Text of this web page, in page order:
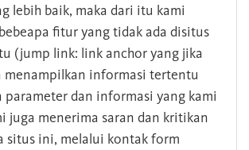
lebih baik, maka dari itu kami
fitur yang tidak ada disitus
(jump link: link anchor yang jika
menampilkan informasi tertentu
parameter dan informasi yang kami
juga menerima saran dan kritikan
situs ini, melalui kontak form